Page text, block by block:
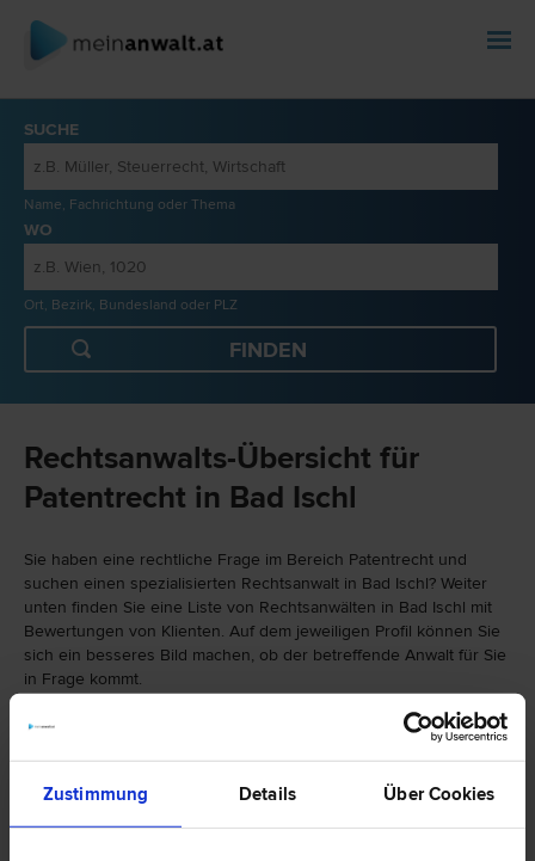
Zustimmung Details Über Cookies
SUCHE
Name, Fachrichtung oder Thema
WO
Ort, Bezirk, Bundesland oder PLZ
Rechtsanwalts-Übersicht für
Patentrecht in Bad Ischl
Sie haben eine rechtliche Frage im Bereich Patentrecht und
suchen einen spezialisierten Rechtsanwalt in Bad Ischl? Weiter
unten finden Sie eine Liste von Rechtsanwälten in Bad Ischl mit
Bewertungen von Klienten. Auf dem jeweiligen Profil können Sie
sich ein besseres Bild machen, ob der betreffende Anwalt für Sie
in Frage kommt.
Falls Sie einen Rechtsanwalt in Bad Ischl mit einer anderen